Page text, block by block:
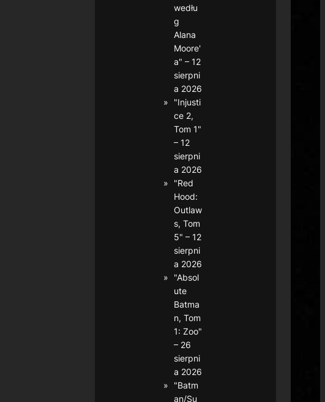
wedłu
g
Alana
Moore'
a" – 12
sierpni
a 2026
"Injusti
ce 2,
Tom 1"
– 12
sierpni
a 2026
"Red
Hood:
Outlaw
s, Tom
5" – 12
sierpni
a 2026
"Absol
ute
Batma
n, Tom
1: Zoo"
– 26
sierpni
a 2026
"Batm
an/Su